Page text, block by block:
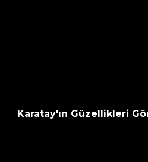
Karatay'ın Güzellikleri